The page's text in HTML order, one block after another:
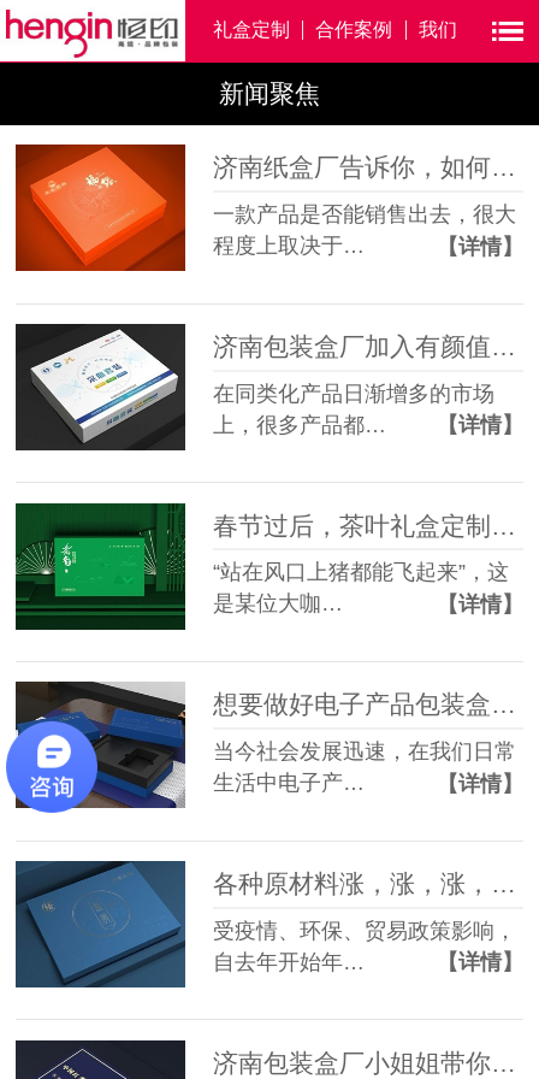
礼盒定制 合作案例 我们
新闻聚焦
济南纸盒厂告诉你，如何设计茶叶礼品包装盒
一款产品是否能销售出去，很大
程度上取决于…
【详情】
济南包装盒厂加入有颜值的“特殊工艺”，给包装盒定制带来意外惊喜！
在同类化产品日渐增多的市场
上，很多产品都…
【详情】
“站在风口上猪都能飞起来”，这
是某位大咖…
【详情】
想要做好电子产品包装盒设计，就需要注意这些
当今社会发展迅速，在我们日常
生活中电子产…
【详情】
各种原材料涨，涨，涨，济南包装盒厂快“撑不住”了！
受疫情、环保、贸易政策影响，
自去年开始年…
【详情】
济南包装盒厂小姐姐带你了解，包装盒定制的生产过程……